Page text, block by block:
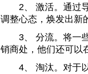
2、 激活。通过导
调整心态，焕发出新
3、 分流。将一些
销商处，他们还可以
4、 淘汰。对于以